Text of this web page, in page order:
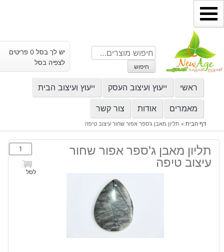
דילוג
לתוכן
חיפוש
עבור:
חיפוש
יש לך בסל 0 פריטים
לצפיה בסל
ראשי ייעוץ ועיצוב העסק ייעוץ ועיצוב הבית
מאמרים אודות צור קשר
דף הבית» תליון מאבן ג'ספר אפור שחור עיצוב טיפה
תליון מאבן ג'ספר אפור שחור
עיצוב טיפה
כמות
של
תליון
לסל